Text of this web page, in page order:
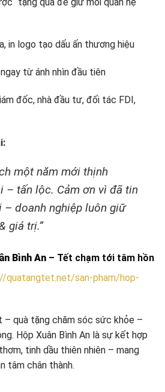
in logo tạo dấu ấn thương hiệu
từ ánh nhìn đầu tiên
đốc, nhà đầu tư, đối tác FDI,
một năm mới thịnh
– tấn lộc. Cảm ơn vì đã tin
– doanh nghiệp luôn giữ
giá trị.”
Bình An – Tết chạm tới tâm hồn
quatangtet.net/san-pham/hop-
quà tặng chăm sóc sức khỏe –
Hộp Xuân Bình An là sự kết hợp
tinh dầu thiên nhiên – mang
tâm chân thành.